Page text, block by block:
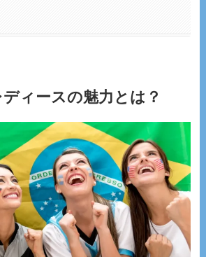
ィースの魅力とは？